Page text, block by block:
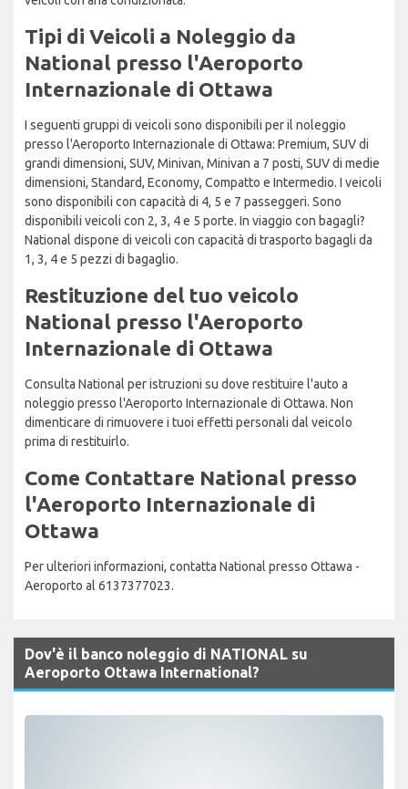
Tipi di Veicoli a Noleggio da
National presso l'Aeroporto
Internazionale di Ottawa
I seguenti gruppi di veicoli sono disponibili per il noleggio
presso l'Aeroporto Internazionale di Ottawa: Premium, SUV di
grandi dimensioni, SUV, Minivan, Minivan a 7 posti, SUV di medie
dimensioni, Standard, Economy, Compatto e Intermedio. I veicoli
sono disponibili con capacità di 4, 5 e 7 passeggeri. Sono
disponibili veicoli con 2, 3, 4 e 5 porte. In viaggio con bagagli?
National dispone di veicoli con capacità di trasporto bagagli da
1, 3, 4 e 5 pezzi di bagaglio.
Restituzione del tuo veicolo
National presso l'Aeroporto
Internazionale di Ottawa
Consulta National per istruzioni su dove restituire l'auto a
noleggio presso l'Aeroporto Internazionale di Ottawa. Non
dimenticare di rimuovere i tuoi effetti personali dal veicolo
prima di restituirlo.
Come Contattare National presso
l'Aeroporto Internazionale di
Ottawa
Per ulteriori informazioni, contatta National presso Ottawa -
Aeroporto al 6137377023.
Dov'è il banco noleggio di NATIONAL su
Aeroporto Ottawa International?